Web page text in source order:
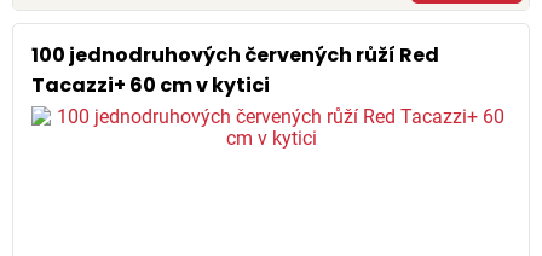
100 jednodruhových červených růží Red
Tacazzi+ 60 cm v kytici